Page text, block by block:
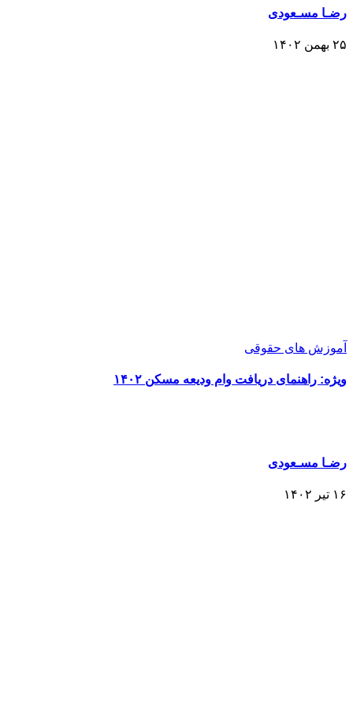
رضـا مسـعودی
۲۵ بهمن ۱۴۰۲
آموزش های حقوقی
ویژه: راهنمای دریافت وام ودیعه مسکن ۱۴۰۲
رضـا مسـعودی
۱۶ تیر ۱۴۰۲